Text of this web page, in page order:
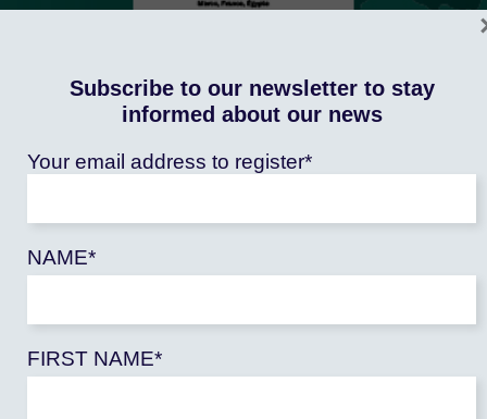
Mediterranean?"«
Subscribe to our newsletter to stay
informed about our news
Your email address to register*
NAME*
FIRST NAME*